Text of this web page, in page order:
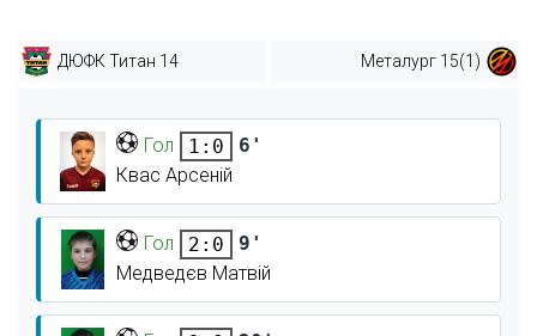
ДЮФК Титан 14 Металург 15(1)
Гол 1:0
6'
Квас Арсеній
Гол 2:0
9'
Медведєв Матвій